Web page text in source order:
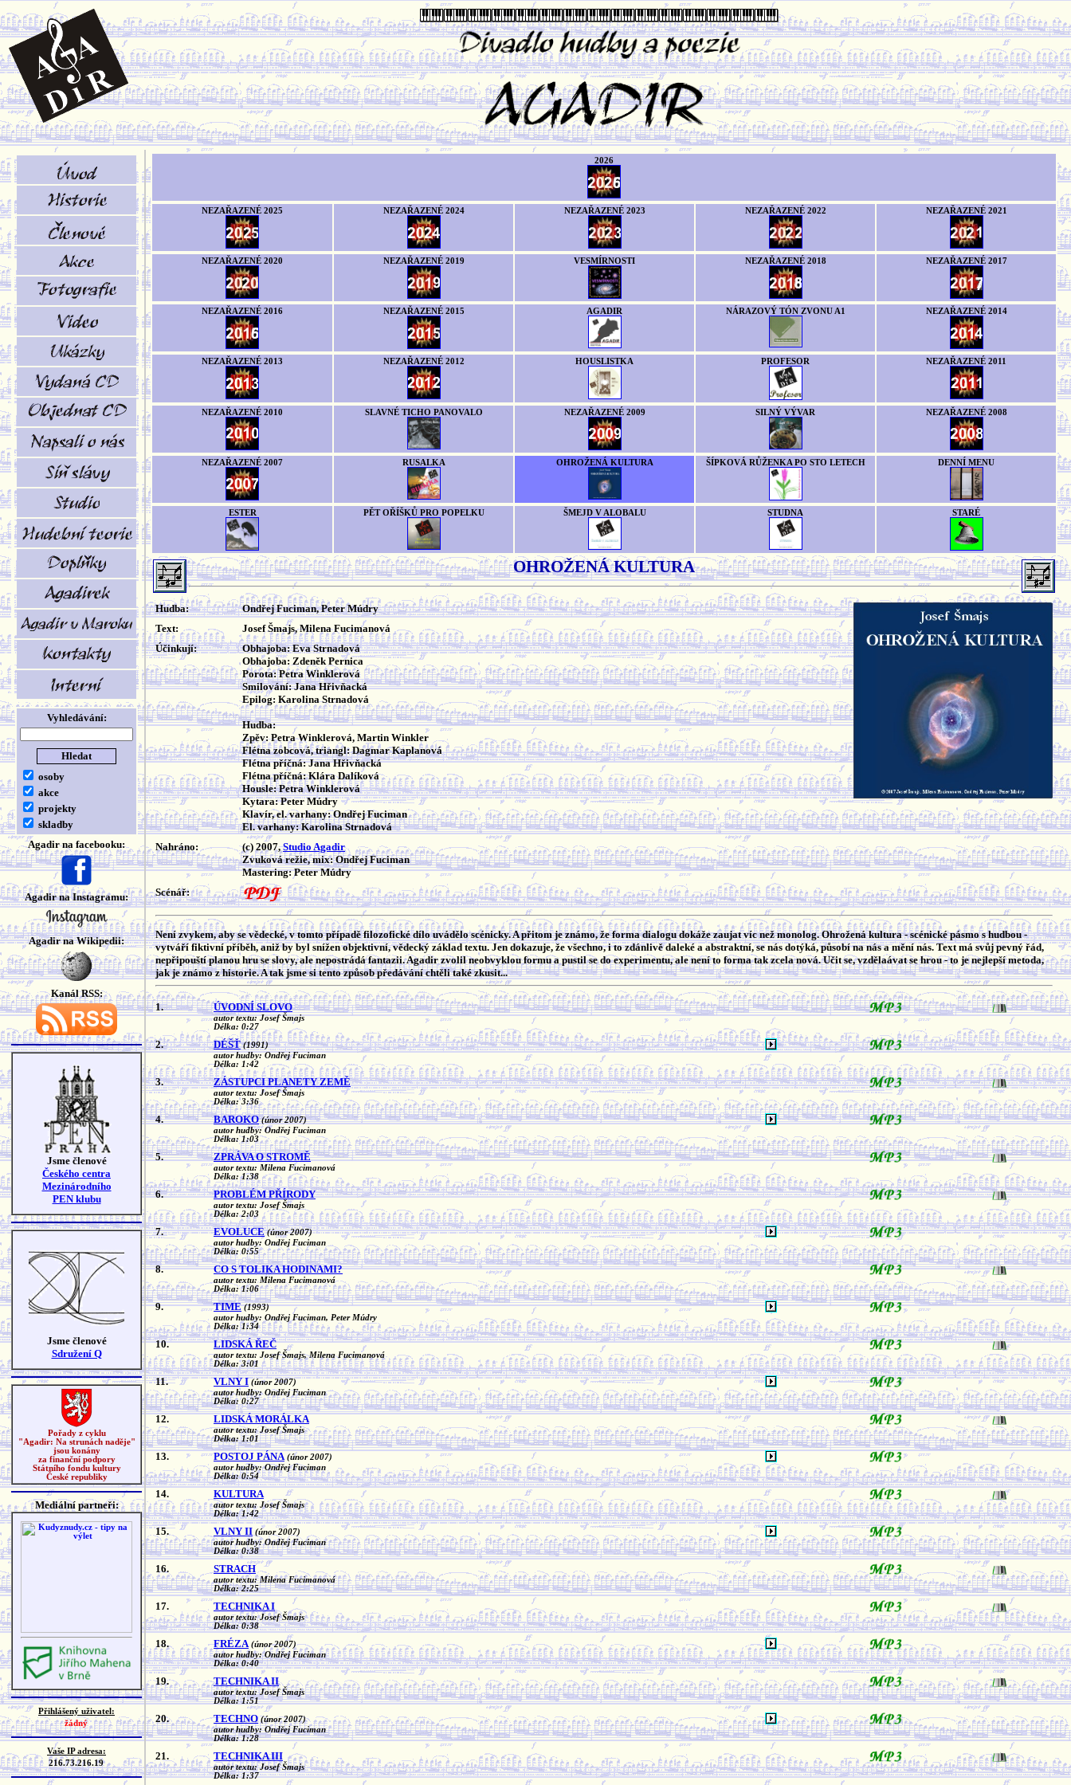
Vyhledávání:
osoby
akce
projekty
skladby
Agadir na facebooku:
Agadir na Instagramu:
Agadir na Wikipedii:
Kanál RSS:
Jsme členové
Českého centra
Mezinárodního
PEN klubu
Jsme členové
Sdružení Q
Pořady z cyklu
"Agadir: Na strunách naděje"
jsou konány
za finanční podpory
Státního fondu kultury
České republiky
Mediální partneři:
Přihlášený uživatel:
žádný
Vaše IP adresa:
216.73.216.19
2026
NEZAŘAZENÉ 2025 NEZAŘAZENÉ 2024 NEZAŘAZENÉ 2023 NEZAŘAZENÉ 2022 NEZAŘAZENÉ 2021
NEZAŘAZENÉ 2020 NEZAŘAZENÉ 2019 VESMÍRNOSTI NEZAŘAZENÉ 2018 NEZAŘAZENÉ 2017
NEZAŘAZENÉ 2016 NEZAŘAZENÉ 2015 AGADIR NÁRAZOVÝ TÓN ZVONU A1 NEZAŘAZENÉ 2014
NEZAŘAZENÉ 2013 NEZAŘAZENÉ 2012 HOUSLISTKA PROFESOR NEZAŘAZENÉ 2011
NEZAŘAZENÉ 2010 SLAVNÉ TICHO PANOVALO NEZAŘAZENÉ 2009 SILNÝ VÝVAR NEZAŘAZENÉ 2008
NEZAŘAZENÉ 2007 RUSALKA OHROŽENÁ KULTURA ŠÍPKOVÁ RŮŽENKA PO STO LETECH DENNÍ MENU
ESTER PĚT OŘÍŠKŮ PRO POPELKU ŠMEJD V ALOBALU STUDNA STARÉ
OHROŽENÁ KULTURA
Hudba:
Ondřej Fuciman, Peter Múdry
Text:
Josef Šmajs, Milena Fucimanová
Účinkují:
Obhajoba: Eva Strnadová
Obhajoba: Zdeněk Pernica
Porota: Petra Winklerová
Smilování: Jana Hřivňacká
Epilog: Karolina Strnadová
Hudba:
Zpěv: Petra Winklerová, Martin Winkler
Flétna zobcová, triangl: Dagmar Kaplanová
Flétna příčná: Jana Hřivňacká
Flétna příčná: Klára Dalíková
Housle: Petra Winklerová
Kytara: Peter Múdry
Klavír, el. varhany: Ondřej Fuciman
El. varhany: Karolina Strnadová
Nahráno:
(c) 2007,Studio Agadir
Zvuková režie, mix: Ondřej Fuciman
Mastering: Peter Múdry
Scénář:
Není zvykem, aby se vědecké, v tomto případě filozofické dílo uvádělo scénicky. A přitom je známo, že forma dialogu dokáže zaujat víc než monolog. Ohrožená kultura - scénické pásmo s hudbou -
vytváří fiktivní příběh, aniž by byl snížen objektivní, vědecký základ textu. Jen dokazuje, že všechno, i to zdánlivě daleké a abstraktní, se nás dotýká, působí na nás a mění nás. Text má svůj pevný řád,
nepřipouští planou hru se slovy, ale nepostrádá fantazii. Agadir zvolil neobvyklou formu a pustil se do experimentu, ale není to forma tak zcela nová. Učit se, vzdělaávat se hrou - to je nejlepší metoda,
jak je známo z historie. A tak jsme si tento způsob předávání chtěli také zkusit...
1. ÚVODNÍ SLOVO
autor textu: Josef Šmajs
Délka: 0:27
2. DÉŠŤ (1991)
autor hudby: Ondřej Fuciman
Délka: 1:42
3. ZÁSTUPCI PLANETY ZEMĚ
autor textu: Josef Šmajs
Délka: 3:36
4. BAROKO (únor 2007)
autor hudby: Ondřej Fuciman
Délka: 1:03
5. ZPRÁVA O STROMĚ
autor textu: Milena Fucimanová
Délka: 1:38
6. PROBLÉM PŘÍRODY
autor textu: Josef Šmajs
Délka: 2:03
7. EVOLUCE (únor 2007)
autor hudby: Ondřej Fuciman
Délka: 0:55
8. CO S TOLIKA HODINAMI?
autor textu: Milena Fucimanová
Délka: 1:06
9. TIME (1993)
autor hudby: Ondřej Fuciman, Peter Múdry
Délka: 1:34
10. LIDSKÁ ŘEČ
autor textu: Josef Šmajs, Milena Fucimanová
Délka: 3:01
11. VLNY I (únor 2007)
autor hudby: Ondřej Fuciman
Délka: 0:27
12. LIDSKÁ MORÁLKA
autor textu: Josef Šmajs
Délka: 1:01
13. POSTOJ PÁNA (únor 2007)
autor hudby: Ondřej Fuciman
Délka: 0:54
14. KULTURA
autor textu: Josef Šmajs
Délka: 1:42
15. VLNY II (únor 2007)
autor hudby: Ondřej Fuciman
Délka: 0:38
16. STRACH
autor textu: Milena Fucimanová
Délka: 2:25
17. TECHNIKA I
autor textu: Josef Šmajs
Délka: 0:38
18. FRÉZA (únor 2007)
autor hudby: Ondřej Fuciman
Délka: 0:40
19. TECHNIKA II
autor textu: Josef Šmajs
Délka: 1:51
20. TECHNO (únor 2007)
autor hudby: Ondřej Fuciman
Délka: 1:28
21. TECHNIKA III
autor textu: Josef Šmajs
Délka: 1:37